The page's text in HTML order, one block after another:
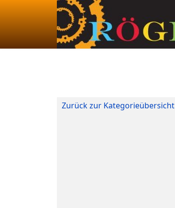
Zurück zur Kategorieübersicht